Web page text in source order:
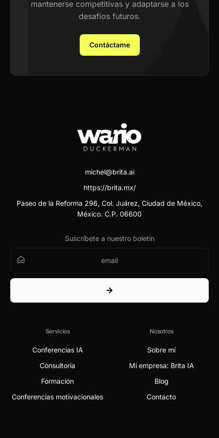
mantenerse competitivas y adaptarse a los
desafíos futuros.
Contáctame
michel@brita.ai
https://brita.mx/
Paseo de la Reforma 296, Col. Juárez, Ciudad de México,
México. C.P. 06600
Suscríbete a nuestro boletín
Servicios
Conferencias IA
Consultoría
Formación
Conferencias motivacionales
Nosotros
Sobre mí
Mi empresa: Brita IA
Blog
Contacto